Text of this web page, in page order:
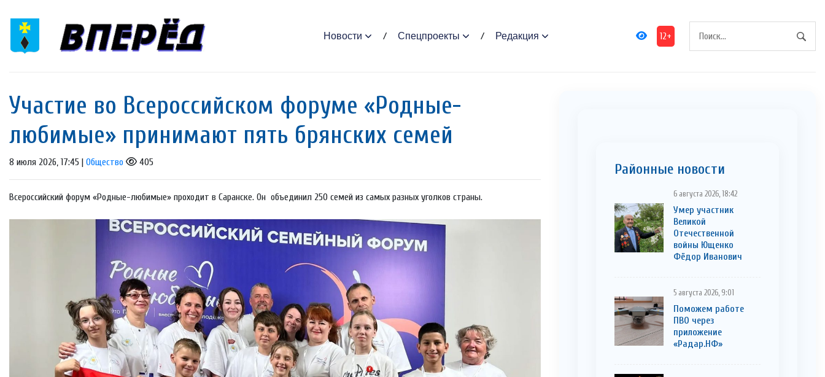
Новости Спецпроекты Редакция 12+
Участие во Всероссийском форуме «Родные-
любимые» принимают пять брянских семей
8 июля 2026, 17:45 | Общество 405
Всероссийский форум «Родные-любимые» проходит в Саранске. Он объединил 250 семей из самых разных уголков страны.
Районные новости
6 августа 2026, 18:42
Умер участник
Великой
Отечественной
войны Ющенко
Фёдор Иванович
5 августа 2026, 9:01
Поможем работе
ПВО через
приложение
«Радар.НФ»